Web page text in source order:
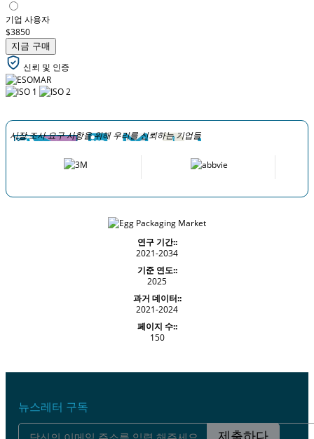
기업 사용자
$3850
지금 구매
신뢰 및 인증
시장 조사 요구 사항을 위해 우리를 신뢰하는 기업들
연구 기간::
2021-2034
기준 연도::
2025
과거 데이터::
2021-2024
페이지 수::
150
뉴스레터 구독
제출하다